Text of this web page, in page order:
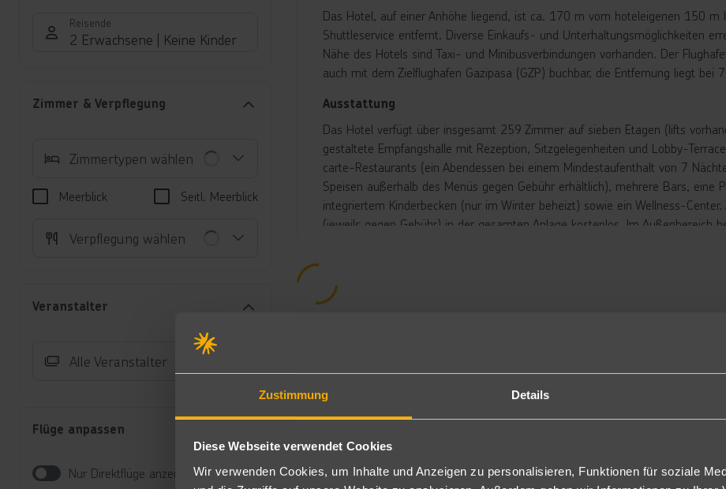
Zustimmung Details
Diese Webseite verwendet Cookies
Wir verwenden Cookies, um Inhalte und Anzeigen zu personalisieren, Funktionen für soziale
Reisende
2 Erwachsene Keine Kinder
Zimmer & Verpflegung
Zimmertypen wählen
Meerblick Seitl. Meerblick
Verpflegung wählen
Veranstalter
Alle Veranstalter
Flüge anpassen
Nur Direktflüge anzeigen
Das Hotel, auf einer Anhöhe liegend, ist ca. 170 m vom hoteleigenen 150
Shuttleservice entfernt. Diverse Einkaufs- und Unterhaltungsmöglichkeiten
Nähe des Hotels sind Taxi- und Minibusverbindungen vorhanden. Der
auch mit dem Zielflughafen Gazipasa (GZP) buchbar, die Entfernung liegt bei
Ausstattung
Das Hotel verfügt über insgesamt 259 Zimmer auf sieben Etagen (lifts
gestaltete Empfangshalle mit Rezeption, Sitzgelegenheiten und Lobby-
carte-Restaurants (ein Abendessen bei einem Mindestaufenthalt von 7
Speisen außerhalb des Menüs gegen Gebühr erhältlich), mehrere Bars, eine
integriertem Kinderbecken (nur im Winter beheizt) sowie ein Wellness-
(jeweils gegen Gebühr) in der gesamten Anlage kostenlos. Im Außenbereich
- Willkommensgetränk (Champagne)
- 1 Strandtasche für Doppelzimmer Jacuzzi
- Early Check-in und Late Check-out (Zeitraum 20.4.-31.5.26, nach
- 1x Frühstücks Zimmerservice (ab 14 Tagen Aufenthalt)
- Suite Terrace Gäste erhalten 1 Tag Zutritt zu einem Pavillon am Strand
Unterbringung